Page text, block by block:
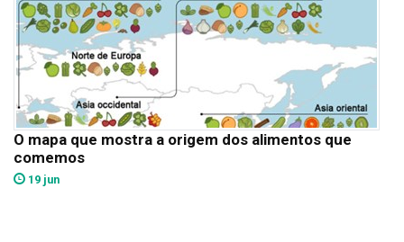
O mapa que mostra a origem dos alimentos que
comemos
19 jun